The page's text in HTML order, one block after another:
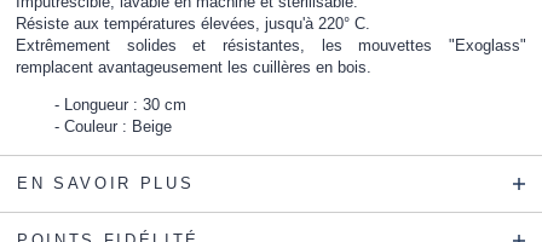
Résiste aux températures élevées, jusqu'à 220° C.
Extrêmement solides et résistantes, les mouvettes "Exoglass"
remplacent avantageusement les cuillères en bois.
Longueur : 30 cm
Couleur : Beige
EN SAVOIR PLUS